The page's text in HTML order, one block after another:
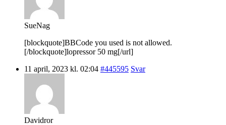
SueNag
[blockquote]BBCode you used is not allowed.
[/blockquote]lopressor 50 mg[/url]
11 april, 2023 kl. 02:04 #445595 Svar
Davidror